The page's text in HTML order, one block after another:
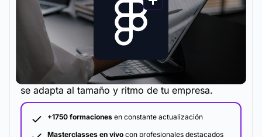
La metodología y plataforma de formación que
se adapta al tamaño y ritmo de tu empresa.
+1750 formaciones en constante actualización
Masterclasses en vivo con profesionales destacados